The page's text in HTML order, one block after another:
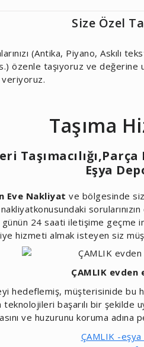
Size Özel
(Antika, Piyano, Askılı
özenle taşıyoruz ve değerine
Taşıma
Eşya
Eve Nakliyat ve bölgesinde
nakliyatkonusundaki
24 saati iletişime geçme
hizmeti almak isteyen siz
ÇAMLIK
hedeflemiş, müşterisinide bu
başarılı bir şekilde
ve huzurunu koruma
ÇAMLIK -